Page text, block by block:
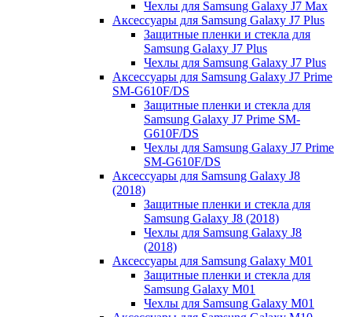
Чехлы для Samsung Galaxy J7 Max
Аксессуары для Samsung Galaxy J7 Plus
Защитные пленки и стекла для
Samsung Galaxy J7 Plus
Чехлы для Samsung Galaxy J7 Plus
Аксессуары для Samsung Galaxy J7 Prime
SM-G610F/DS
Защитные пленки и стекла для
Samsung Galaxy J7 Prime SM-
G610F/DS
Чехлы для Samsung Galaxy J7 Prime
SM-G610F/DS
Аксессуары для Samsung Galaxy J8
(2018)
Защитные пленки и стекла для
Samsung Galaxy J8 (2018)
Чехлы для Samsung Galaxy J8
(2018)
Аксессуары для Samsung Galaxy M01
Защитные пленки и стекла для
Samsung Galaxy M01
Чехлы для Samsung Galaxy M01